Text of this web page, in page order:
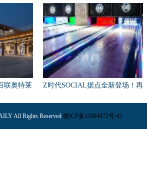
联奥特莱
Z时代SOCIAL据点全新登场！再
All Rights Reserved 赣ICP备12004972号-43